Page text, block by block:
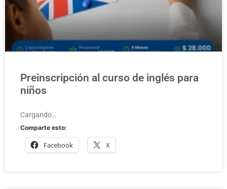
Preinscripción al curso de inglés para
niños
Cargando…
Comparte esto:
Facebook X